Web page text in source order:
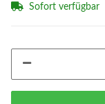
Sofort verfügbar